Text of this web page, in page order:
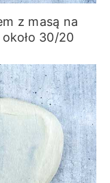
z masą na
30/20